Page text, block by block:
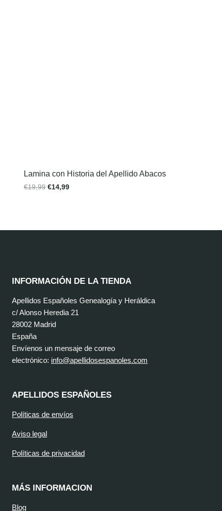
Lamina con Historia del Apellido Abacos
€19,99 €14,99
INFORMACIÓN DE LA TIENDA
Apellidos Españoles Genealogía y Heráldica
c/ Alonso Heredia 21
28002 Madrid
España
Envíenos un mensaje de correo
electrónico: info@apellidosespanoles.com
APELLIDOS ESPAÑOLES
Políticas de envíos
Aviso legal
Políticas de privacidad
MÁS INFORMACION
Blog